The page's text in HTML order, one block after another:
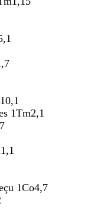
1Tm2,1
1Co4,7